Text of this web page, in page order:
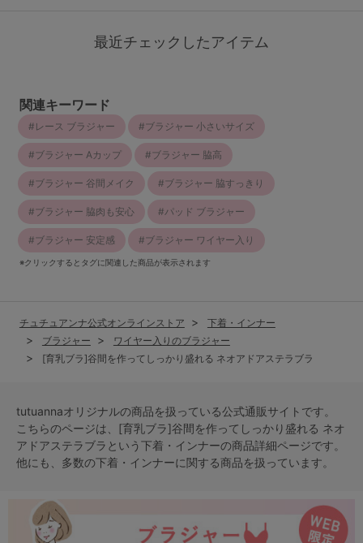
最近チェックしたアイテム
関連キーワード
レース ブラジャー ブラジャー 小さいサイズ
ブラジャー Aカップ ブラジャー 脇高
ブラジャー 谷間メイク ブラジャー 脇すっきり
ブラジャー 脇肉も安心 パッド ブラジャー
ブラジャー 安定感 ブラジャー ワイヤー入り
※クリックするとタグに関連した商品が表示されます
チュチュアンナ公式オンラインストア
下着・インナー
ブラジャー
ワイヤー入りのブラジャー
[育乳ブラ]谷間を作ってしっかり盛れる ネオアドアステラブラ
tutuannaオリジナルの商品を扱っている公式通販サイトです。
こちらのページは、[育乳ブラ]谷間を作ってしっかり盛れる ネオ
アドアステラブラという下着・インナーの商品詳細ページです。
他にも、多数の下着・インナーに関する商品を扱っています。